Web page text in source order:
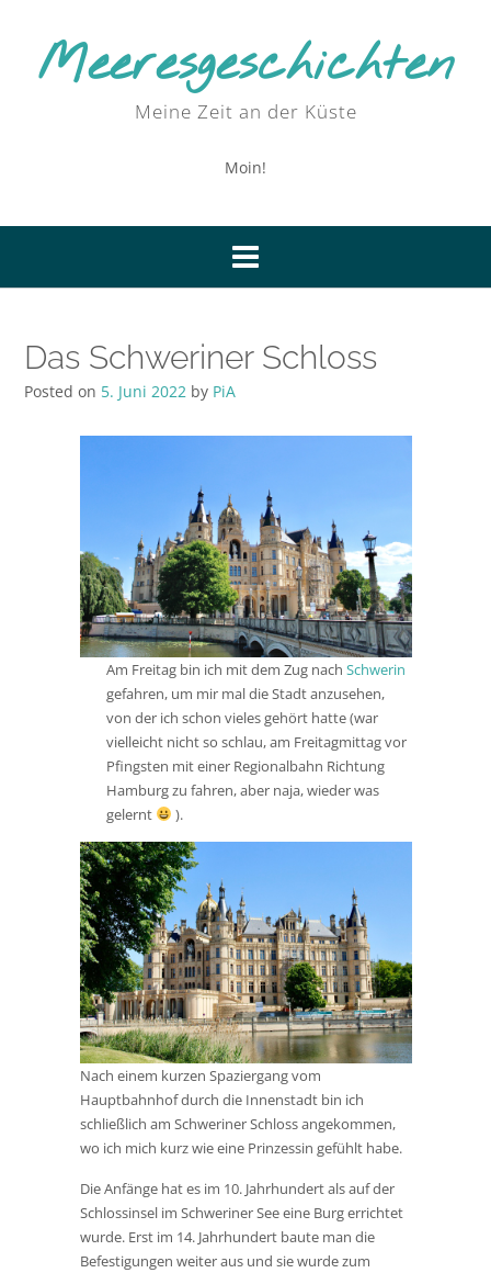
contentMeeresgeschichten
Meine Zeit an der Küste
Moin!
Das Schweriner Schloss
Posted on 5. Juni 2022 by PiA
Am Freitag bin ich mit dem Zug nach Schwerin
gefahren, um mir mal die Stadt anzusehen,
von der ich schon vieles gehört hatte (war
vielleicht nicht so schlau, am Freitagmittag vor
Pfingsten mit einer Regionalbahn Richtung
Hamburg zu fahren, aber naja, wieder was
gelernt
).
Nach einem kurzen Spaziergang vom
Hauptbahnhof durch die Innenstadt bin ich
schließlich am Schweriner Schloss angekommen,
wo ich mich kurz wie eine Prinzessin gefühlt habe.
Die Anfänge hat es im 10. Jahrhundert als auf der
Schlossinsel im Schweriner See eine Burg errichtet
wurde. Erst im 14. Jahrhundert baute man die
Befestigungen weiter aus und sie wurde zum